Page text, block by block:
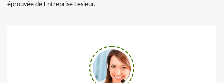
éprouvée de Entreprise Lesieur.